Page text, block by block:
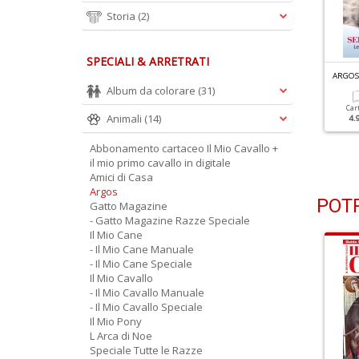
Educatore
2.50 €
Hi-Tech, App E Servizi Per
I Pet
4.90 € 2.50 €
Storia (2)
SPECIALI & ARRETRATI
Album da colorare (31)
Animali (14)
Abbonamento cartaceo Il Mio Cavallo +
il mio primo cavallo in digitale
Amici di Casa
Argos
Gatto Magazine
- Gatto Magazine Razze Speciale
Il Mio Cane
- Il Mio Cane Manuale
- Il Mio Cane Speciale
Il Mio Cavallo
- Il Mio Cavallo Manuale
- Il Mio Cavallo Speciale
Il Mio Pony
L Arca di Noe
Speciale Tutte le Razze